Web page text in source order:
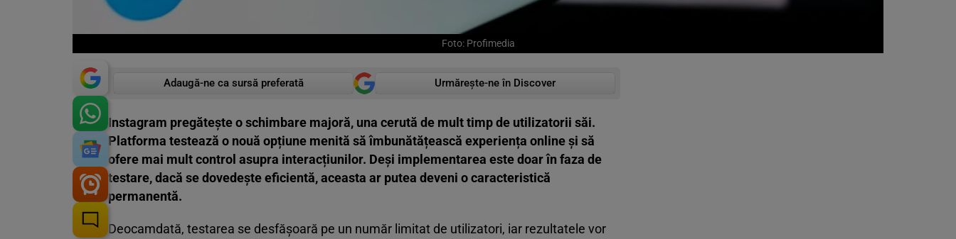
Foto: Profimedia
Adaugă-ne ca sursă preferată Urmărește-ne în Discover
Instagram pregătește o schimbare majoră, una cerută de mult timp de utilizatorii săi.
Platforma testează o nouă opțiune menită să îmbunătățească experiența online și să
ofere mai mult control asupra interacțiunilor. Deși implementarea este doar în faza de
testare, dacă se dovedește eficientă, aceasta ar putea deveni o caracteristică
permanentă.
Deocamdată, testarea se desfășoară pe un număr limitat de utilizatori, iar rezultatele vor